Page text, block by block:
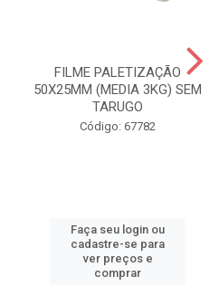
FILME PALETIZAÇÃO
50X25MM (MEDIA 3KG) SEM
TARUGO
Código: 67782
Faça seu login ou
cadastre-se para
ver preços e
comprar